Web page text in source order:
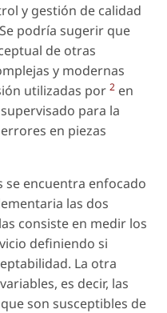
y gestión de calidad
podría sugerir que
de otras
y modernas
utilizadas por 2 en
para la
en piezas
se encuentra enfocado
las dos
consiste en medir los
definiendo si
La otra
es decir, las
son susceptibles de